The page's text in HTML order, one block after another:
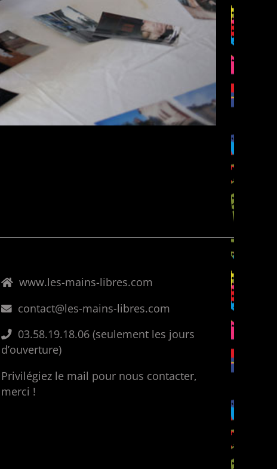
www.les-mains-libres.com
contact@les-mains-libres.com
03.58.19.18.06 (seulement les jours
d’ouverture)
Privilégiez le mail pour nous contacter,
merci !